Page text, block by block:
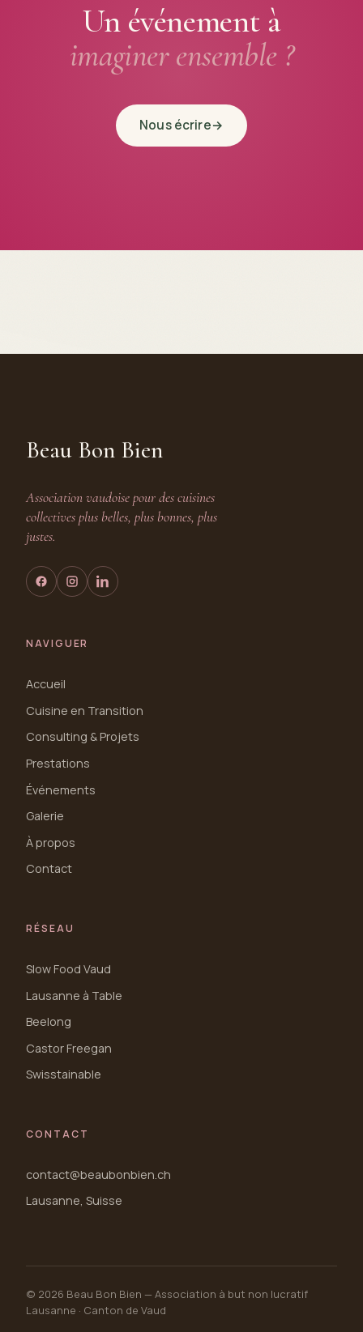
Un événement à
imaginer ensemble ?
Nous écrire→
Beau Bon Bien
Association vaudoise pour des cuisines
collectives plus belles, plus bonnes, plus
justes.
NAVIGUER
Accueil
Cuisine en Transition
Consulting & Projets
Prestations
Événements
Galerie
À propos
Contact
RÉSEAU
Slow Food Vaud
Lausanne à Table
Beelong
Castor Freegan
Swisstainable
CONTACT
contact@beaubonbien.ch
Lausanne, Suisse
© 2026 Beau Bon Bien — Association à but non lucratif
Lausanne · Canton de Vaud